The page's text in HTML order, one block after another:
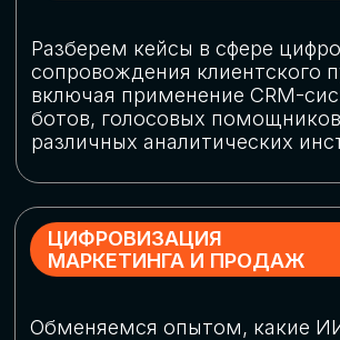
СПИКЕРЫ
СТАТЬ СПИКЕРОМ
В конференции участвовали более 120 спикеров